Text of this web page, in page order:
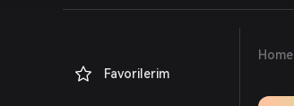
Português (Portugal)
Bahasa Indonesia
Favorilerim
Home